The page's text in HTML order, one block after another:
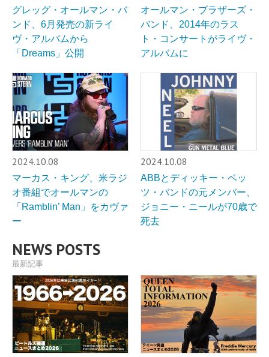
グレッグ・オールマン・バ
ンド、6月発売の新ライ
ヴ・アルバムから
「Dreams」公開
オールマン・ブラザーズ・
バンド、2014年のラス
ト・コンサートがライヴ・
アルバムに
2024.10.08
マーカス・キング、米ラジ
オ番組でオールマンの
「Ramblin’ Man」をカヴァ
ー
2024.10.08
ABBとディッキー・ベッ
ツ・バンドの元メンバー、
ジョニー・ニールが70歳で
死去
NEWS POSTS
最新記事